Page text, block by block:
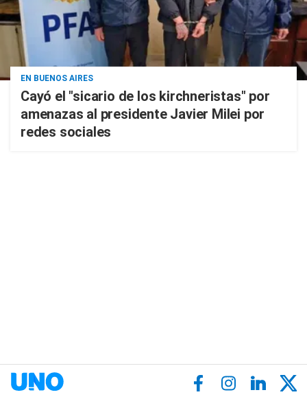
EN BUENOS AIRES
Cayó el "sicario de los kirchneristas" por
amenazas al presidente Javier Milei por
redes sociales